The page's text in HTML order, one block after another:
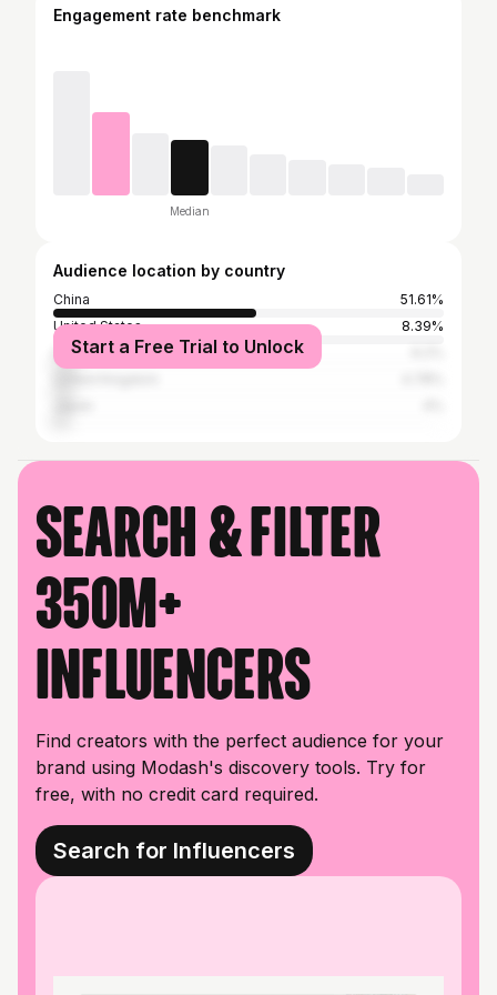
Engagement rate benchmark
Median
Audience location by country
China
51.61%
United States
8.39%
IndiaStart a Free Trial to Unlock
Search & filter
350M+
influencers
Find creators with the perfect audience for your
brand using Modash's discovery tools. Try for
free, with no credit card required.
Search for Influencers